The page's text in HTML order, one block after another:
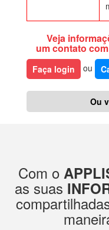
Veja
um contato
Faça login ou
Ou
Com o
as suas